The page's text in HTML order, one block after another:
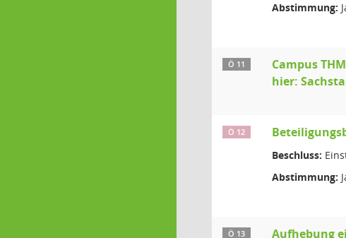
Abstimmung:
Ö 11
Campus
hier:
Ö 12
Beschluss:
Abstimmung:
Ö 13 Aufhebung